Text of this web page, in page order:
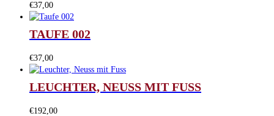
€37,00
TAUFE 002
€37,00
LEUCHTER, NEUSS MIT FUSS
€192,00